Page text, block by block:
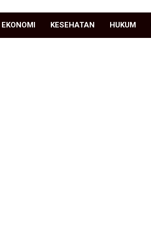
EKONOMI KESEHATAN HUKUM